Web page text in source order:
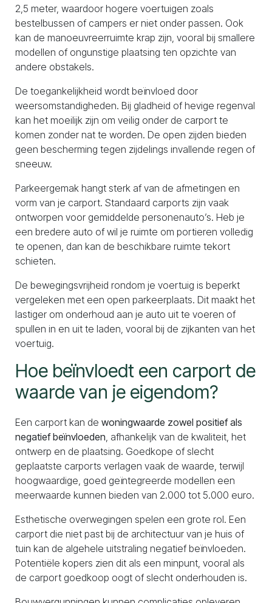
2,5 meter, waardoor hogere voertuigen zoals
bestelbussen of campers er niet onder passen. Ook
kan de manoeuvreerruimte krap zijn, vooral bij smallere
modellen of ongunstige plaatsing ten opzichte van
andere obstakels.
De toegankelijkheid wordt beïnvloed door
weersomstandigheden. Bij gladheid of hevige regenval
kan het moeilijk zijn om veilig onder de carport te
komen zonder nat te worden. De open zijden bieden
geen bescherming tegen zijdelings invallende regen of
sneeuw.
Parkeergemak hangt sterk af van de afmetingen en
vorm van je carport. Standaard carports zijn vaak
ontworpen voor gemiddelde personenauto’s. Heb je
een bredere auto of wil je ruimte om portieren volledig
te openen, dan kan de beschikbare ruimte tekort
schieten.
De bewegingsvrijheid rondom je voertuig is beperkt
vergeleken met een open parkeerplaats. Dit maakt het
lastiger om onderhoud aan je auto uit te voeren of
spullen in en uit te laden, vooral bij de zijkanten van het
voertuig.
Hoe beïnvloedt een carport de
waarde van je eigendom?
Een carport kan de woningwaarde zowel positief als
negatief beïnvloeden, afhankelijk van de kwaliteit, het
ontwerp en de plaatsing. Goedkope of slecht
geplaatste carports verlagen vaak de waarde, terwijl
hoogwaardige, goed geïntegreerde modellen een
meerwaarde kunnen bieden van 2.000 tot 5.000 euro.
Esthetische overwegingen spelen een grote rol. Een
carport die niet past bij de architectuur van je huis of
tuin kan de algehele uitstraling negatief beïnvloeden.
Potentiële kopers zien dit als een minpunt, vooral als
de carport goedkoop oogt of slecht onderhouden is.